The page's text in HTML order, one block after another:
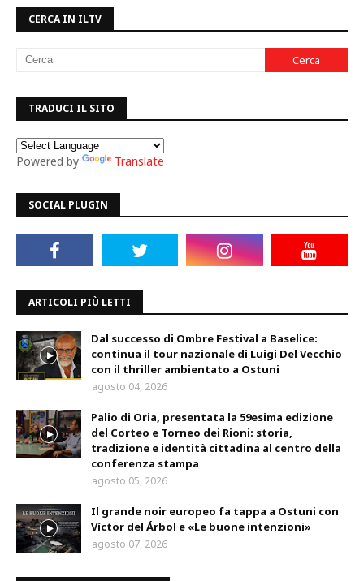
CERCA IN ILTV
TRADUCI IL SITO
Powered by Translate
SOCIAL PLUGIN
ARTICOLI PIÙ LETTI
Dal successo di Ombre Festival a Baselice:
continua il tour nazionale di Luigi Del Vecchio
con il thriller ambientato a Ostuni
agosto 04, 2026
Palio di Oria, presentata la 59esima edizione
del Corteo e Torneo dei Rioni: storia,
tradizione e identità cittadina al centro della
conferenza stampa
agosto 05, 2026
Il grande noir europeo fa tappa a Ostuni con
Víctor del Árbol e «Le buone intenzioni»
agosto 07, 2026